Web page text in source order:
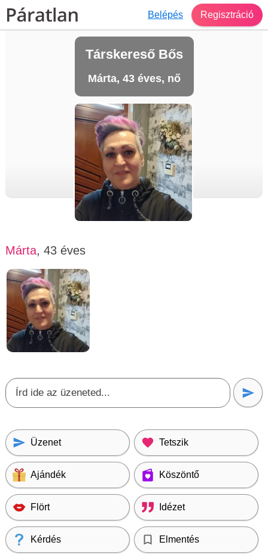
Belépés Regisztráció
Társkereső Bős
Márta, 43 éves, nő
Márta, 43 éves
Üzenet Tetszik
Ajándék Köszöntő
Flört Idézet
Kérdés Elmentés